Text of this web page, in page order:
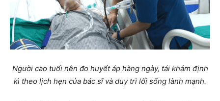
Người cao tuổi nên đo huyết áp hàng ngày, tái khám định
kì theo lịch hẹn của bác sĩ và duy trì lối sống lành mạnh.